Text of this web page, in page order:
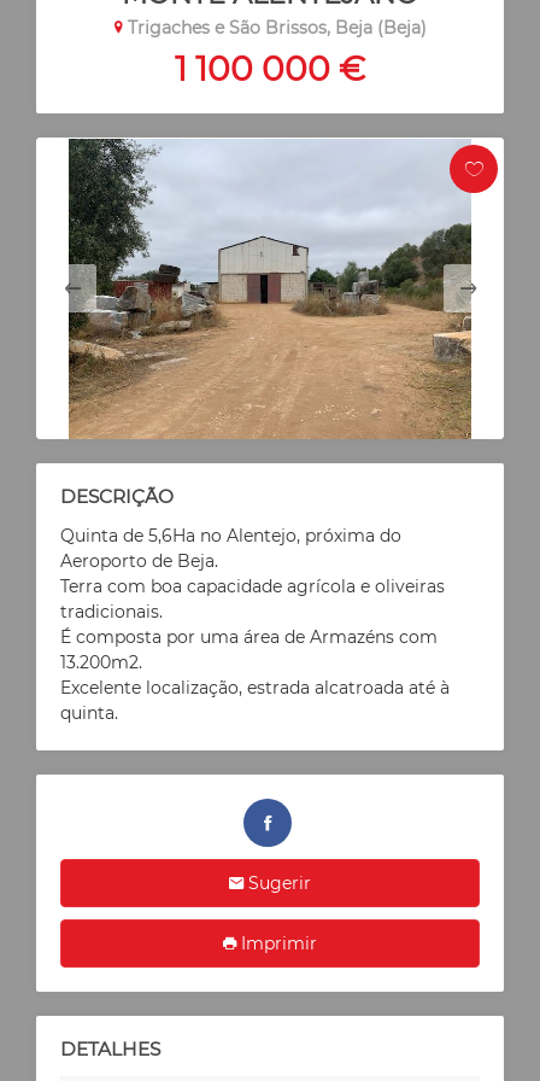
Trigaches e São Brissos, Beja (Beja)
1 100 000 €
DESCRIÇÃO
Quinta de 5,6Ha no Alentejo, próxima do
Aeroporto de Beja.
Terra com boa capacidade agrícola e oliveiras
tradicionais.
É composta por uma área de Armazéns com
13.200m2.
Excelente localização, estrada alcatroada até à
quinta.
Sugerir
Imprimir
DETALHES